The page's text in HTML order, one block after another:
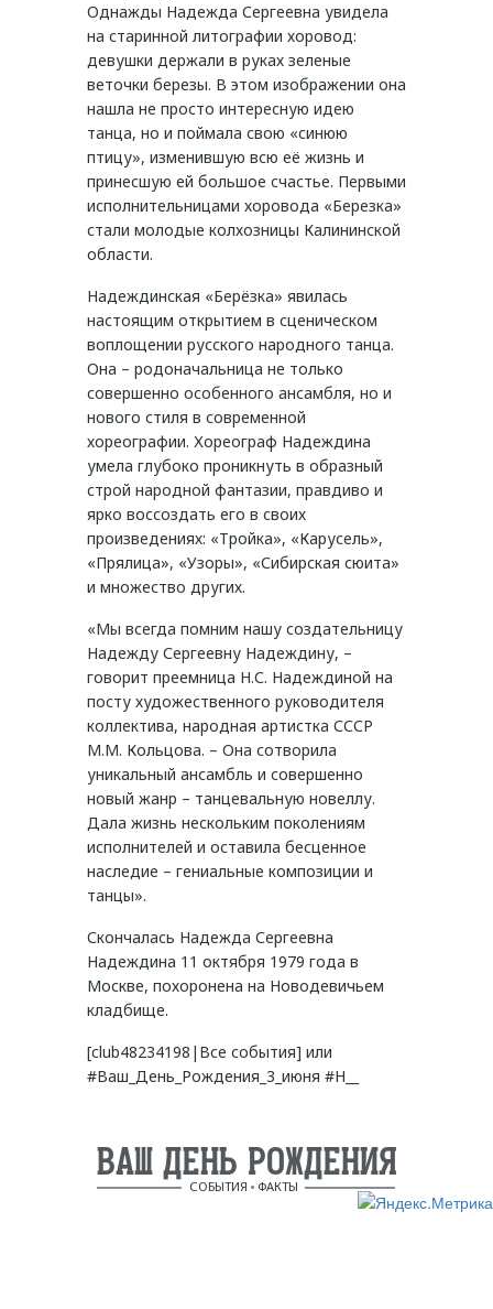
Однажды Надежда Сергеевна увидела
на старинной литографии хоровод:
девушки держали в руках зеленые
веточки березы. В этом изображении она
нашла не просто интересную идею
танца, но и поймала свою «синюю
птицу», изменившую всю её жизнь и
принесшую ей большое счастье. Первыми
исполнительницами хоровода «Березка»
стали молодые колхозницы Калининской
области.
Надеждинская «Берёзка» явилась
настоящим открытием в сценическом
воплощении русского народного танца.
Она – родоначальница не только
совершенно особенного ансамбля, но и
нового стиля в современной
хореографии. Хореограф Надеждина
умела глубоко проникнуть в образный
строй народной фантазии, правдиво и
ярко воссоздать его в своих
произведениях: «Тройка», «Карусель»,
«Прялица», «Узоры», «Сибирская сюита»
и множество других.
«Мы всегда помним нашу создательницу
Надежду Сергеевну Надеждину, –
говорит преемница Н.С. Надеждиной на
посту художественного руководителя
коллектива, народная артистка СССР
М.М. Кольцова. – Она сотворила
уникальный ансамбль и совершенно
новый жанр – танцевальную новеллу.
Дала жизнь нескольким поколениям
исполнителей и оставила бесценное
наследие – гениальные композиции и
танцы».
Скончалась Надежда Сергеевна
Надеждина 11 октября 1979 года в
Москве, похоронена на Новодевичьем
кладбище.
[club48234198|Все события] или
#Ваш_День_Рождения_3_июня #Н__
ВАШ ДЕНЬ РОЖДЕНИЯ
СОБЫТИЯ ФАКТЫ